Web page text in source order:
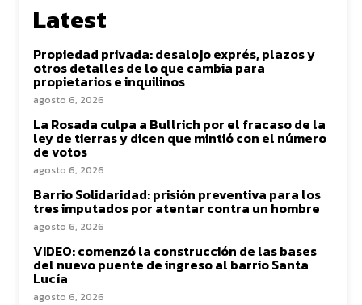
Latest
Propiedad privada: desalojo exprés, plazos y
otros detalles de lo que cambia para
propietarios e inquilinos
agosto 6, 2026
La Rosada culpa a Bullrich por el fracaso de la
ley de tierras y dicen que mintió con el número
de votos
agosto 6, 2026
Barrio Solidaridad: prisión preventiva para los
tres imputados por atentar contra un hombre
agosto 6, 2026
VIDEO: comenzó la construcción de las bases
del nuevo puente de ingreso al barrio Santa
Lucía
agosto 6, 2026